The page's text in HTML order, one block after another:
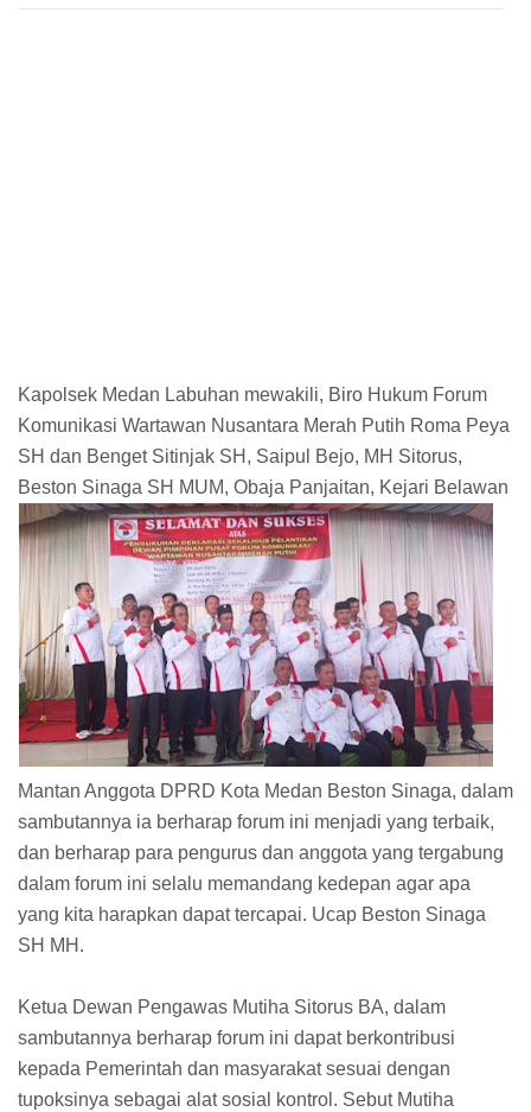
Kapolsek Medan Labuhan mewakili, Biro Hukum Forum
Komunikasi Wartawan Nusantara Merah Putih Roma Peya
SH dan Benget Sitinjak SH, Saipul Bejo, MH Sitorus,
Beston Sinaga SH MUM, Obaja Panjaitan, Kejari Belawan
Mantan Anggota DPRD Kota Medan Beston Sinaga, dalam
sambutannya ia berharap forum ini menjadi yang terbaik,
dan berharap para pengurus dan anggota yang tergabung
dalam forum ini selalu memandang kedepan agar apa
yang kita harapkan dapat tercapai. Ucap Beston Sinaga
SH MH.
Ketua Dewan Pengawas Mutiha Sitorus BA, dalam
sambutannya berharap forum ini dapat berkontribusi
kepada Pemerintah dan masyarakat sesuai dengan
tupoksinya sebagai alat sosial kontrol. Sebut Mutiha